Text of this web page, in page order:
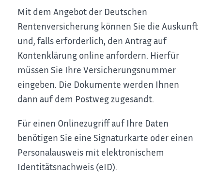
Mit dem Angebot der Deutschen
Rentenversicherung können Sie die Auskunft
und, falls erforderlich, den Antrag auf
Kontenklärung online anfordern. Hierfür
müssen Sie Ihre Versicherungsnummer
eingeben. Die Dokumente werden Ihnen
dann auf dem Postweg zugesandt.
Für einen Onlinezugriff auf Ihre Daten
benötigen Sie eine Signaturkarte oder einen
Personalausweis mit elektronischem
Identitätsnachweis (eID).